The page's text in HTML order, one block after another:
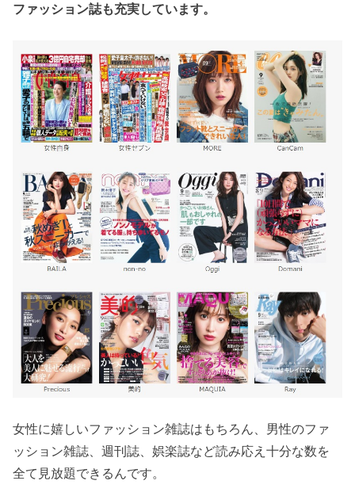
ファッション誌も充実しています。
女性に嬉しいファッション雑誌はもちろん、男性のファ
ッション雑誌、週刊誌、娯楽誌など読み応え十分な数を
全て見放題できるんです。